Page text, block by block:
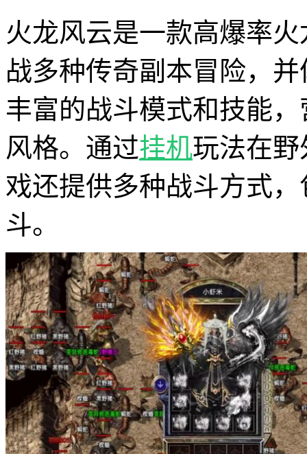
火龙风云是一款高爆率
战多种传奇副本冒险，并
丰富的战斗模式和技能，
风格。通过挂机玩法在
戏还提供多种战斗方式
斗。